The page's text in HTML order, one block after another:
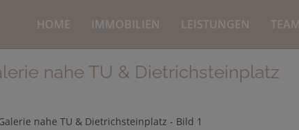
HOME IMMOBILIEN LEISTUNGEN TEAM
nahe TU & Dietrichsteinplatz